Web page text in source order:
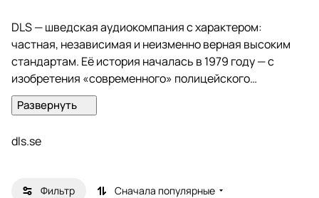
DLS — шведская аудиокомпания с характером:
частная, независимая и неизменно верная высоким
стандартам. Её история началась в 1979 году — с
изобретения «современного» полицейского
радиоприёмника, способного сканировать все
частоты. Этот прорыв стал не просто технической
инновации всегда шли рука об руку с безупречным
dls.se
Фильтр Сначала популярные